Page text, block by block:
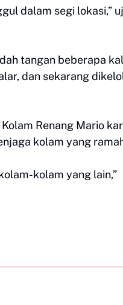
dalam segi lokasi,”
tangan beberapa
dan sekarang
Renang Mario
kolam yang
kolam yang lain,”